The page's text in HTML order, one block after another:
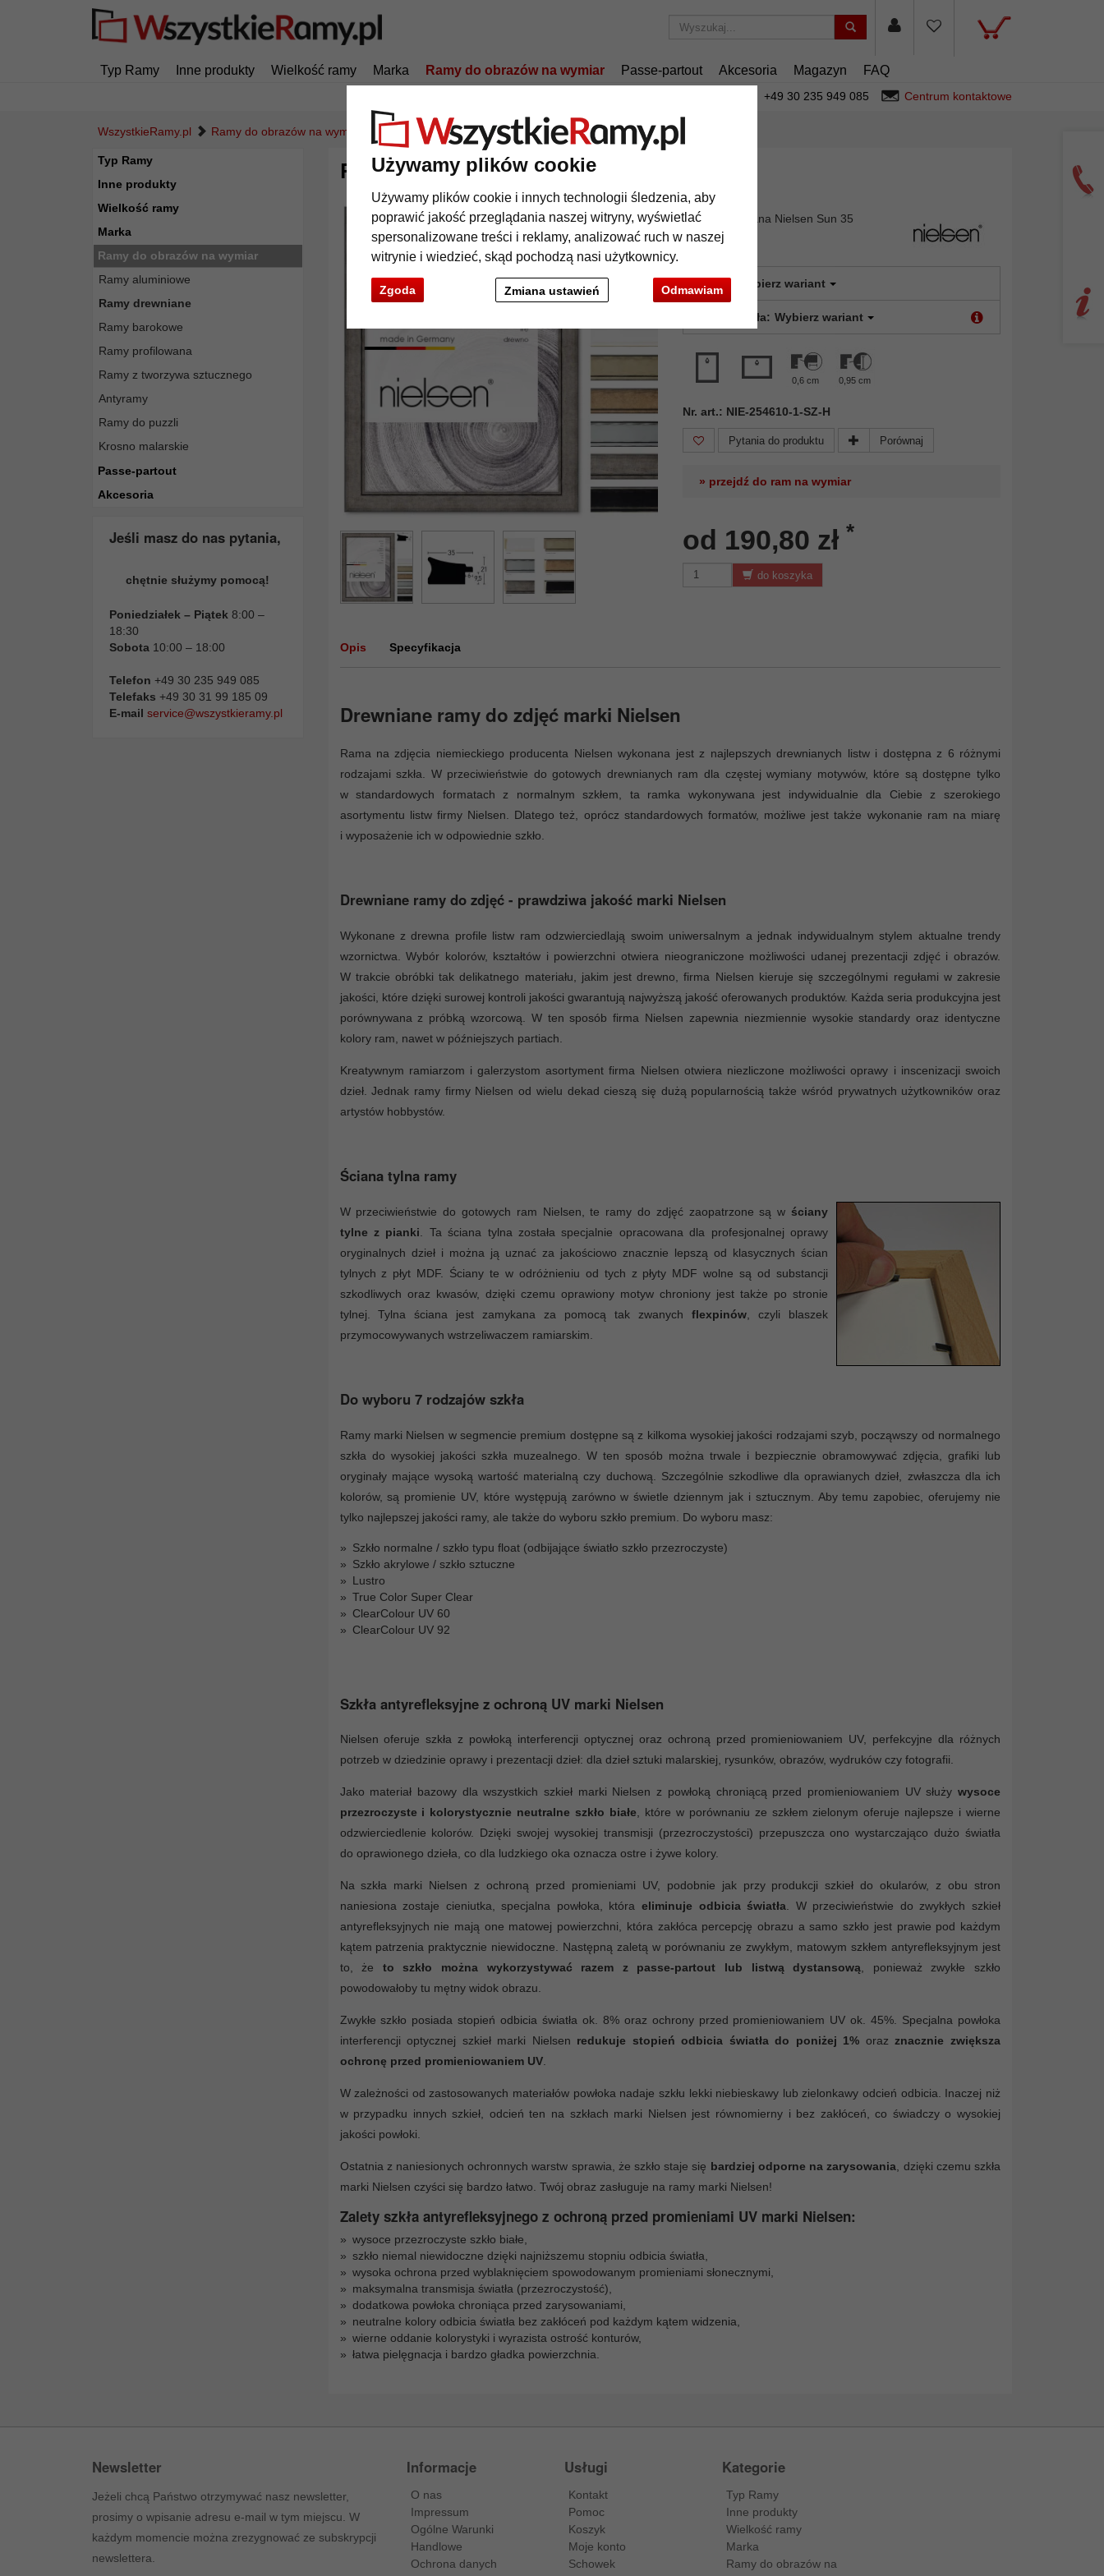
Używamy plików cookie
Używamy plików cookie i innych technologii śledzenia, aby
poprawić jakość przeglądania naszej witryny, wyświetlać
spersonalizowane treści i reklamy, analizować ruch w naszej
witrynie i wiedzieć, skąd pochodzą nasi użytkownicy.
Zgoda Odmawiam
Zmiana ustawień
Typ Ramy Inne produkty Wielkość ramy Marka Ramy do obrazów na wymiar Passe-partout Akcesoria Magazyn FAQ
+49 30 235 949 085 Centrum kontaktowe
WszystkieRamy.pl Ramy do obrazów na wymiar Ramy drewniane Rama drewniana na wymiar, Sun 35
Typ Ramy
Inne produkty
Wielkość ramy
Marka
Ramy do obrazów na wymiar
Ramy aluminiowe
Ramy drewniane
Ramy barokowe
Ramy profilowana
Ramy z tworzywa sztucznego
Antyramy
Ramy do puzzli
Krosno malarskie
Passe-partout
Akcesoria
Jeśli masz do nas pytania,
chętnie służymy pomocą!
Poniedziałek – Piątek 8:00 –
18:30
Sobota 10:00 – 18:00
Telefon +49 30 235 949 085
Telefaks +49 30 31 99 185 09
E-mail service@wszystkieramy.pl
Rama drewniana na wymiar, Sun 35
Rama drewniana Nielsen Sun 35
kolor: Wybierz wariant
rodzaj szkła: Wybierz wariant
0,6 cm 0,95 cm
Nr. art.: NIE-254610-1-SZ-H
Pytania do produktu Porównaj
» przejdź do ram na wymiar
od 190,80 zł *
do koszyka
Opis Specyfikacja
Drewniane ramy do zdjęć marki Nielsen
Rama na zdjęcia niemieckiego producenta Nielsen wykonana jest z najlepszych drewnianych listw i dostępna z 6 różnymi
rodzajami szkła. W przeciwieństwie do gotowych drewnianych ram dla częstej wymiany motywów, które są dostępne tylko
w standardowych formatach z normalnym szkłem, ta ramka wykonywana jest indywidualnie dla Ciebie z szerokiego
asortymentu listw firmy Nielsen. Dlatego też, oprócz standardowych formatów, możliwe jest także wykonanie ram na miarę
i wyposażenie ich w odpowiednie szkło.
Drewniane ramy do zdjęć - prawdziwa jakość marki Nielsen
Wykonane z drewna profile listw ram odzwierciedlają swoim uniwersalnym a jednak indywidualnym stylem aktualne trendy
wzornictwa. Wybór kolorów, kształtów i powierzchni otwiera nieograniczone możliwości udanej prezentacji zdjęć i obrazów.
W trakcie obróbki tak delikatnego materiału, jakim jest drewno, firma Nielsen kieruje się szczególnymi regułami w zakresie
jakości, które dzięki surowej kontroli jakości gwarantują najwyższą jakość oferowanych produktów. Każda seria produkcyjna jest
porównywana z próbką wzorcową. W ten sposób firma Nielsen zapewnia niezmiennie wysokie standardy oraz identyczne
kolory ram, nawet w późniejszych partiach.
Kreatywnym ramiarzom i galerzystom asortyment firma Nielsen otwiera niezliczone możliwości oprawy i inscenizacji swoich
dzieł. Jednak ramy firmy Nielsen od wielu dekad cieszą się dużą popularnością także wśród prywatnych użytkowników oraz
artystów hobbystów.
Ściana tylna ramy
W przeciwieństwie do gotowych ram Nielsen, te ramy do zdjęć zaopatrzone są w ściany
tylne z pianki . Ta ściana tylna została specjalnie opracowana dla profesjonalnej oprawy
oryginalnych dzieł i można ją uznać za jakościowo znacznie lepszą od klasycznych ścian
tylnych z płyt MDF. Ściany te w odróżnieniu od tych z płyty MDF wolne są od substancji
szkodliwych oraz kwasów, dzięki czemu oprawiony motyw chroniony jest także po stronie
tylnej. Tylna ściana jest zamykana za pomocą tak zwanychflexpinów , czyli blaszek
przymocowywanych wstrzeliwaczem ramiarskim.
Do wyboru 7 rodzajów szkła
Ramy marki Nielsen w segmencie premium dostępne są z kilkoma wysokiej jakości rodzajami szyb, począwszy od normalnego
szkła do wysokiej jakości szkła muzealnego. W ten sposób można trwale i bezpiecznie obramowywać zdjęcia, grafiki lub
oryginały mające wysoką wartość materialną czy duchową. Szczególnie szkodliwe dla oprawianych dzieł, zwłaszcza dla ich
kolorów, są promienie UV, które występują zarówno w świetle dziennym jak i sztucznym. Aby temu zapobiec, oferujemy nie
tylko najlepszej jakości ramy, ale także do wyboru szkło premium. Do wyboru masz:
Szkło normalne / szkło typu float (odbijające światło szkło przezroczyste)
Szkło akrylowe / szkło sztuczne
Lustro
True Color Super Clear
ClearColour UV 60
ClearColour UV 92
Szkła antyrefleksyjne z ochroną UV marki Nielsen
Nielsen oferuje szkła z powłoką interferencji optycznej oraz ochroną przed promieniowaniem UV, perfekcyjne dla różnych
potrzeb w dziedzinie oprawy i prezentacji dzieł: dla dzieł sztuki malarskiej, rysunków, obrazów, wydruków czy fotografii.
Jako materiał bazowy dla wszystkich szkieł marki Nielsen z powłoką chroniącą przed promieniowaniem UV służy wysoce
przezroczyste i kolorystycznie neutralne szkło białe, które w porównaniu ze szkłem zielonym oferuje najlepsze i wierne
odzwierciedlenie kolorów. Dzięki swojej wysokiej transmisji (przezroczystości) przepuszcza ono wystarczająco dużo światła
do oprawionego dzieła, co dla ludzkiego oka oznacza ostre i żywe kolory.
Na szkła marki Nielsen z ochroną przed promieniami UV, podobnie jak przy produkcji szkieł do okularów, z obu stron
naniesiona zostaje cieniutka, specjalna powłoka, która eliminuje odbicia światła. W przeciwieństwie do zwykłych szkieł
antyrefleksyjnych nie mają one matowej powierzchni, która zakłóca percepcję obrazu a samo szkło jest prawie pod każdym
kątem patrzenia praktycznie niewidoczne. Następną zaletą w porównaniu ze zwykłym, matowym szkłem antyrefleksyjnym jest
to, że to szkło można wykorzystywać razem z passe-partout lub listwą dystansową, ponieważ zwykłe szkło
powodowałoby tu mętny widok obrazu.
Zwykłe szkło posiada stopień odbicia światła ok. 8% oraz ochrony przed promieniowaniem UV ok. 45%. Specjalna powłoka
interferencji optycznej szkieł marki Nielsen redukuje stopień odbicia światła do poniżej 1% orazznacznie zwiększa
ochronę przed promieniowaniem UV.
W zależności od zastosowanych materiałów powłoka nadaje szkłu lekki niebieskawy lub zielonkawy odcień odbicia. Inaczej niż
w przypadku innych szkieł, odcień ten na szkłach marki Nielsen jest równomierny i bez zakłóceń, co świadczy o wysokiej
jakości powłoki.
Ostatnia z naniesionych ochronnych warstw sprawia, że szkło staje się bardziej odporne na zarysowania, dzięki czemu szkła
marki Nielsen czyści się bardzo łatwo. Twój obraz zasługuje na ramy marki Nielsen!
Zalety szkła antyrefleksyjnego z ochroną przed promieniami UV marki Nielsen:
wysoce przezroczyste szkło białe,
szkło niemal niewidoczne dzięki najniższemu stopniu odbicia światła,
wysoka ochrona przed wyblaknięciem spowodowanym promieniami słonecznymi,
maksymalna transmisja światła (przezroczystość),
dodatkowa powłoka chroniąca przed zarysowaniami,
neutralne kolory odbicia światła bez zakłóceń pod każdym kątem widzenia,
wierne oddanie kolorystyki i wyrazista ostrość konturów,
łatwa pielęgnacja i bardzo gładka powierzchnia.
Newsletter
Jeżeli chcą Państwo otrzymywać nasz newsletter,
prosimy o wpisanie adresu e-mail w tym miejscu. W
każdym momencie można zrezygnować ze subskrypcji
newslettera.
Informacje
O nas
Impressum
Ogólne Warunki
Handlowe
Ochrona danych
Usługi
Kontakt
Pomoc
Koszyk
Moje konto
Schowek
Kategorie
Typ Ramy
Inne produkty
Wielkość ramy
Marka
Ramy do obrazów na